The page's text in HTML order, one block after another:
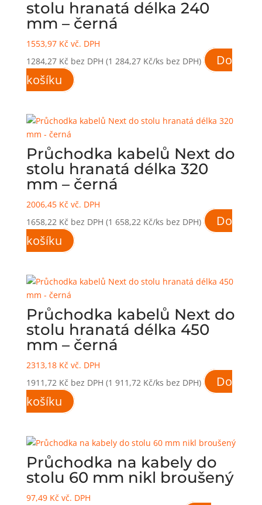
stolu hranatá délka 240
mm – černá
1553,97 Kč vč. DPH
1284,27 Kč bez DPH (1 284,27 Kč/ks bez DPH)
Do
košíku
Průchodka kabelů Next do
stolu hranatá délka 320
mm – černá
2006,45 Kč vč. DPH
1658,22 Kč bez DPH (1 658,22 Kč/ks bez DPH)
Do
košíku
Průchodka kabelů Next do
stolu hranatá délka 450
mm – černá
2313,18 Kč vč. DPH
1911,72 Kč bez DPH (1 911,72 Kč/ks bez DPH)
Do
košíku
Průchodka na kabely do
stolu 60 mm nikl broušený
97,49 Kč vč. DPH